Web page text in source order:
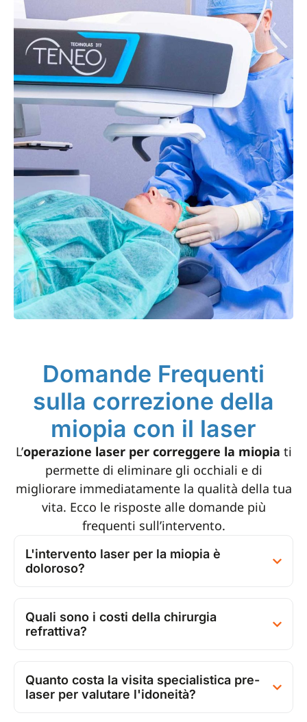
Domande Frequenti
sulla correzione della
miopia con il laser
L’operazione laser per correggere la miopia ti
permette di eliminare gli occhiali e di
migliorare immediatamente la qualità della tua
vita. Ecco le risposte alle domande più
frequenti sull’intervento.
L'intervento laser per la miopia è
doloroso?
Quali sono i costi della chirurgia
refrattiva?
Quanto costa la visita specialistica pre-
laser per valutare l'idoneità?